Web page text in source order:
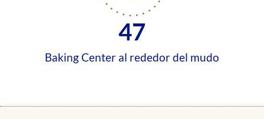
Baking Center al rededor del mudo
47